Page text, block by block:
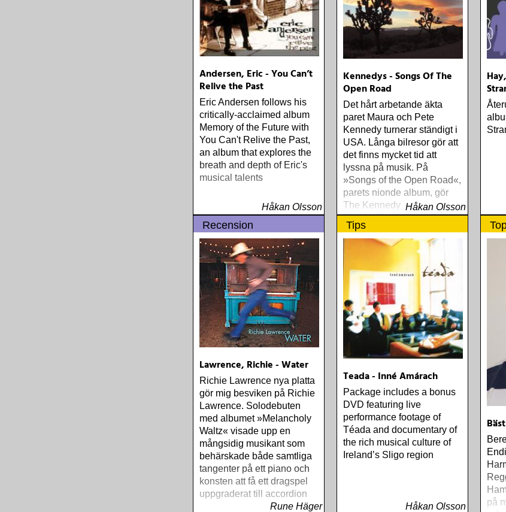
Andersen, Eric - You Can’t
Relive the Past
Eric Andersen follows his
critically-acclaimed album
Memory of the Future with
You Can't Relive the Past,
an album that explores the
breath and depth of Eric's
musical talents
Håkan Olsson
Kennedys - Songs Of The
Open Road
Det hårt arbetande äkta
paret Maura och Pete
Kennedy turnerar ständigt i
USA. Långa bilresor gör att
det finns mycket tid att
lyssna på musik. På
»Songs of the Open Road«,
parets nionde album, gör
The Kennedys 14
favoritlåtar i strålande
versioner
Håkan Olsson
Recension
Lawrence, Richie - Water
Richie Lawrence nya platta
gör mig besviken på Richie
Lawrence. Solodebuten
med albumet »Melancholy
Waltz« visade upp en
mångsidig musikant som
behärskade både samtliga
tangenter på ett piano och
konsten att få ett dragspel
uppgraderat till accordion
Rune Häger
Tips
Teada - Inné Amárach
Package includes a bonus
DVD featuring live
performance footage of
Téada and documentary of
the rich musical culture of
Ireland’s Sligo region
Håkan Olsson
på